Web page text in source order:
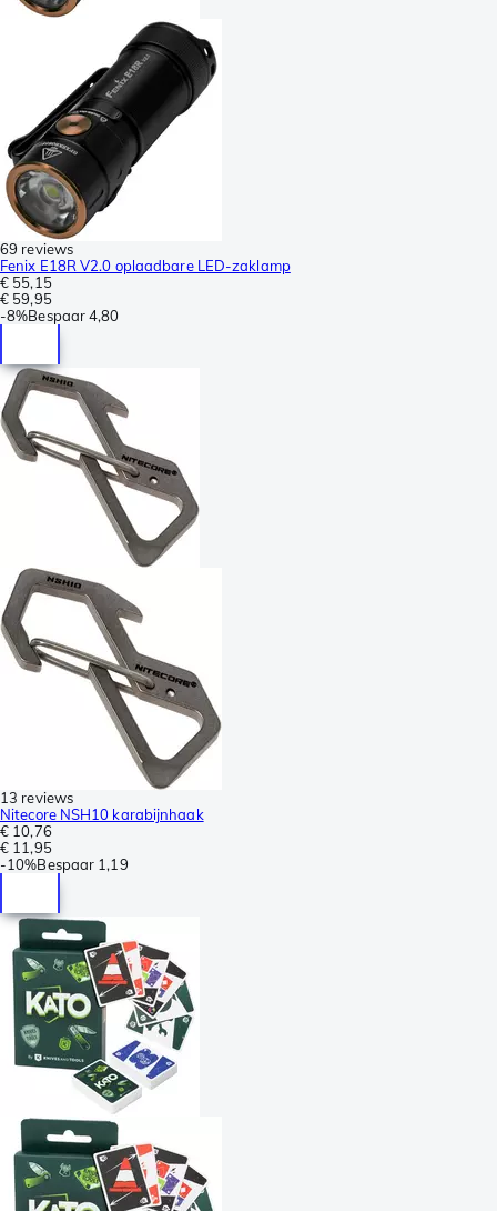
69 reviews
Fenix E18R V2.0 oplaadbare LED-zaklamp
€ 55,15
€ 59,95
-8%Bespaar4,80
13 reviews
Nitecore NSH10 karabijnhaak
€ 10,76
€ 11,95
-10%Bespaar 1,19